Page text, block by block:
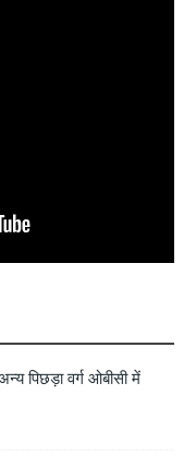
पिछड़ा वर्ग ओबीसी में